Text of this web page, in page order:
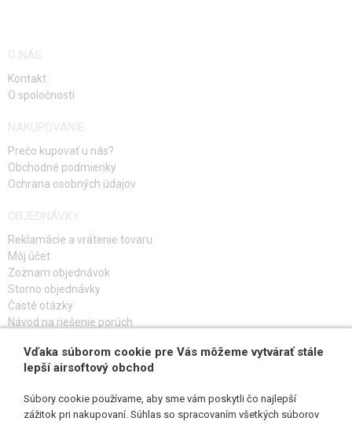
O NÁS
Kontakt
O spoločnosti
NAKUPOVANIE
Prečo kupovať u nás?
Obchodné podmienky
Ochrana osobných údajov
OBJEDNÁVKY
Reklamácie a vrátenie tovaru
Môj účet
Zoznam objednávok
Storno objednávky
Časté otázky
Návod na riešenie porúch
PRIHLÁS SA K ODBERU
Vďaka súborom cookie pre Vás môžeme vytvárať stále
lepší airsoftový obchod
Súbory cookie používame, aby sme vám poskytli čo najlepší
zážitok pri nakupovaní. Súhlas so spracovaním všetkých súborov